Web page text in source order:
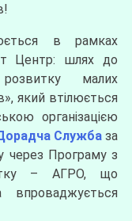
в рамках
Центр: шлях до
малих
який втілюється
організацією
Служба за
через Програму з
– АГРО, що